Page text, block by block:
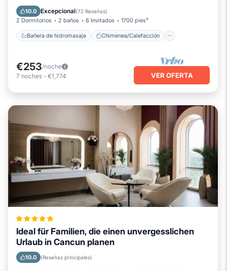
10.0 Excepcional(72 Reseñas)
2 Dormitorios 2 baños 6 Invitados 1700 pies²
Bañera de hidromasaje Chimenea/Calefacción
Vista al mar
€253/noche
7 noches - €1,774 VER OFERTA
Ideal für Familien, die einen unvergesslichen
Urlaub in Cancun planen
10.0 (Reseñas principales)